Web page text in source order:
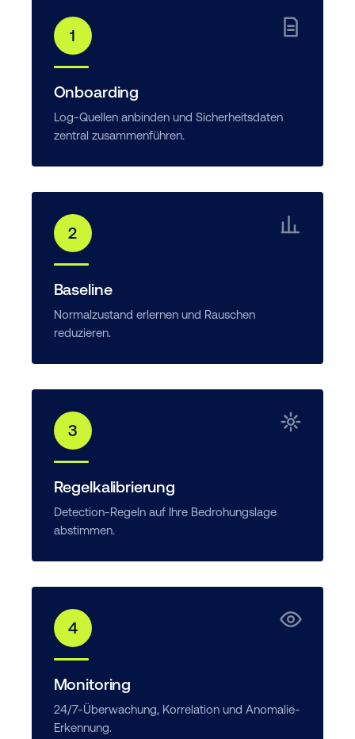
1
Onboarding
Log-Quellen anbinden und Sicherheitsdaten
zentral zusammenführen.
2
Baseline
Normalzustand erlernen und Rauschen
reduzieren.
3
Regelkalibrierung
Detection-Regeln auf Ihre Bedrohungslage
abstimmen.
4
Monitoring
24/7-Überwachung, Korrelation und Anomalie-
Erkennung.